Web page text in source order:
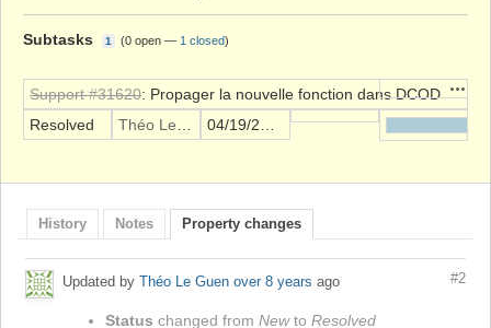
Subtasks 1 (0 open — 1 closed)
Support #31620: Propager la nouvelle fonction dans DCOD
Resolved
History Notes Property changes
#2
Updated by Théo Le Guen over 8 years ago
Status changed from Newto Resolved